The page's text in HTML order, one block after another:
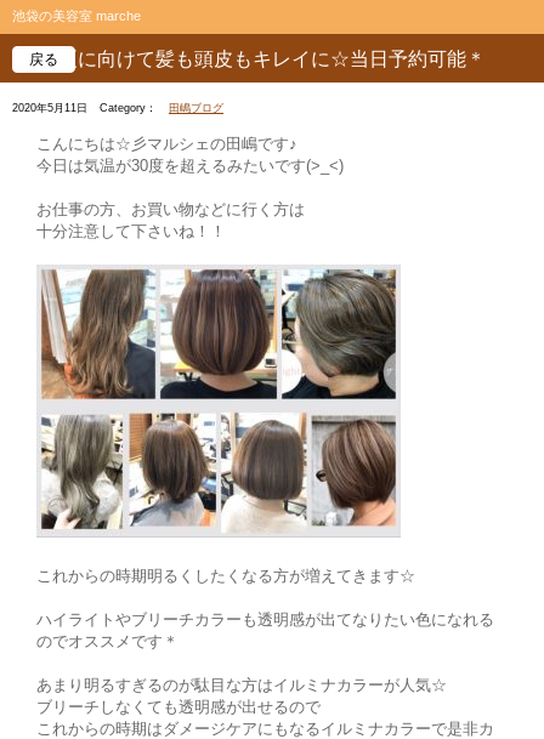
池袋の美容室 marche
夏に向けて髪も頭皮もキレイに☆当日予約可能＊
戻る
2020年5月11日 Category： 田嶋ブログ
こんにちは☆彡マルシェの田嶋です♪
今日は気温が30度を超えるみたいです(>_<)
お仕事の方、お買い物などに行く方は
十分注意して下さいね！！
これからの時期明るくしたくなる方が増えてきます☆
ハイライトやブリーチカラーも透明感が出てなりたい色になれる
のでオススメです＊
あまり明るすぎるのが駄目な方はイルミナカラーが人気☆
ブリーチしなくても透明感が出せるので
これからの時期はダメージケアにもなるイルミナカラーで是非カ